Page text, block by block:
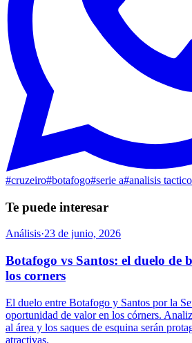
#cruzeiro#botafogo#serie a#analisis tactico
Te puede interesar
Análisis·23 de junio, 2026
Botafogo vs Santos: el duelo de
los corners
El duelo entre Botafogo y Santos por la
oportunidad de valor en los córners.
al área y los saques de esquina serán
atractivas.